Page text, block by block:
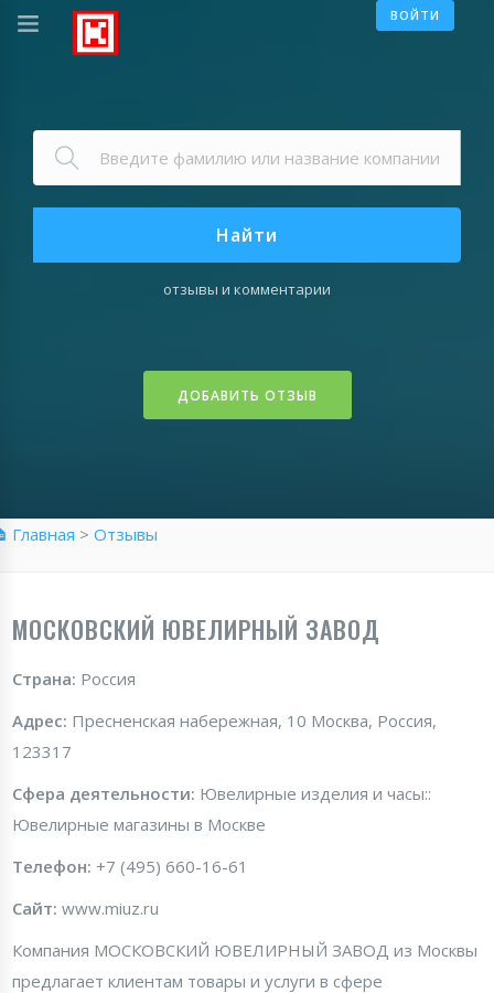
ВОЙТИ
Найти
отзывы и комментарии
ДОБАВИТЬ ОТЗЫВ
Главная > Отзывы
МОСКОВСКИЙ ЮВЕЛИРНЫЙ ЗАВОД
Страна: Россия
Адрес: Пресненская набережная, 10 Москва, Россия,
123317
Сфера деятельности: Ювелирные изделия и часы::
Ювелирные магазины в Москве
Телефон: +7 (495) 660-16-61
Сайт: www.miuz.ru
Компания МОСКОВСКИЙ ЮВЕЛИРНЫЙ ЗАВОД из Москвы
предлагает клиентам товары и услуги в сфере